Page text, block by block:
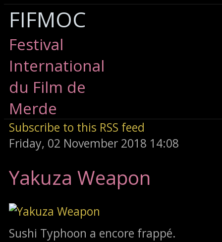
FIFMOC
Festival
International
du Film de
Merde
Subscribe to this RSS feed
Friday, 02 November 2018 14:08
Yakuza Weapon
Sushi Typhoon a encore frappé.